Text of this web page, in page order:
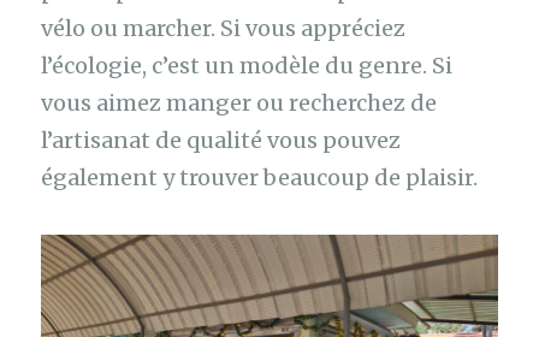
vélo ou marcher. Si vous appréciez
l’écologie, c’est un modèle du genre. Si
vous aimez manger ou recherchez de
l’artisanat de qualité vous pouvez
également y trouver beaucoup de plaisir.